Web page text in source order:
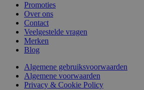
Promoties
Over ons
Contact
Veelgestelde vragen
Merken
Blog
Algemene gebruiksvoorwaarden
Algemene voorwaarden
Privacy & Cookie Policy